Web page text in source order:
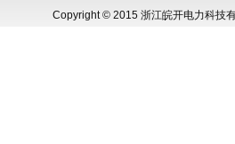
Copyright © 2015 浙江皖开电力科技